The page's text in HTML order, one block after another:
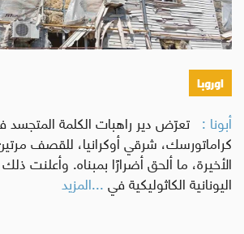
اوروبا
أبونا : تعرّض دير راهبات الكلمة المتجسد
كراماتورسك، شرقي أوكرانيا، للقصف
الأخيرة، ما ألحق أضرارًا بمبناه. وأعلنت
اليونانية الكاثوليكية في...المزيد